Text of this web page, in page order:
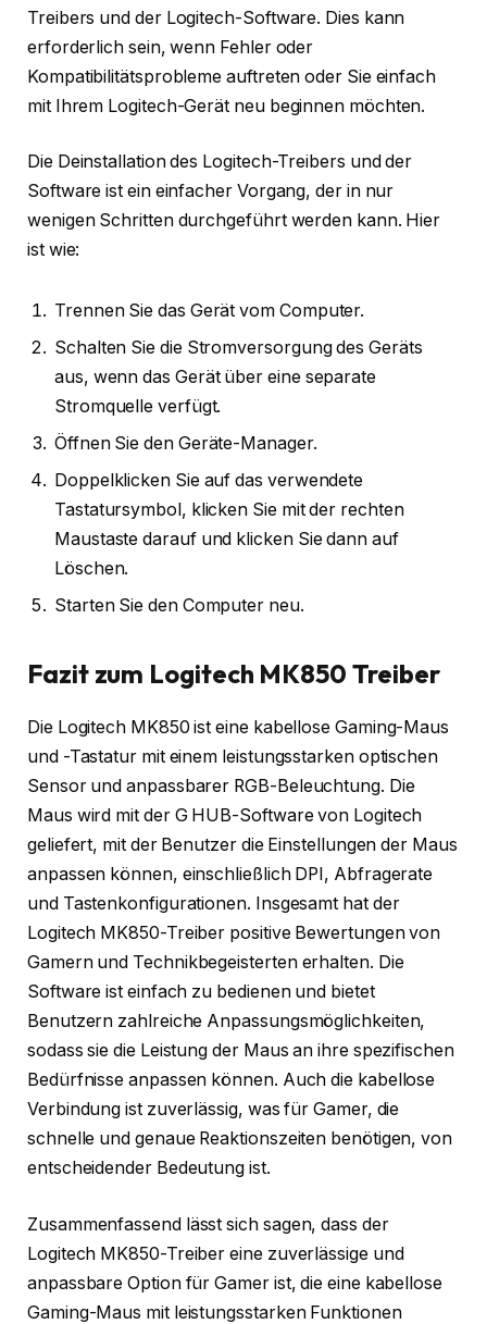
Treibers und der Logitech-Software. Dies kann
erforderlich sein, wenn Fehler oder
Kompatibilitätsprobleme auftreten oder Sie einfach
mit Ihrem Logitech-Gerät neu beginnen möchten.
Die Deinstallation des Logitech-Treibers und der
Software ist ein einfacher Vorgang, der in nur
wenigen Schritten durchgeführt werden kann. Hier
ist wie:
Trennen Sie das Gerät vom Computer.
Schalten Sie die Stromversorgung des Geräts
aus, wenn das Gerät über eine separate
Stromquelle verfügt.
Öffnen Sie den Geräte-Manager.
Doppelklicken Sie auf das verwendete
Tastatursymbol, klicken Sie mit der rechten
Maustaste darauf und klicken Sie dann auf
Löschen.
Starten Sie den Computer neu.
Fazit zum Logitech MK850 Treiber
Die Logitech MK850 ist eine kabellose Gaming-Maus
und -Tastatur mit einem leistungsstarken optischen
Sensor und anpassbarer RGB-Beleuchtung. Die
Maus wird mit der G HUB-Software von Logitech
geliefert, mit der Benutzer die Einstellungen der Maus
anpassen können, einschließlich DPI, Abfragerate
und Tastenkonfigurationen. Insgesamt hat der
Logitech MK850-Treiber positive Bewertungen von
Gamern und Technikbegeisterten erhalten. Die
Software ist einfach zu bedienen und bietet
Benutzern zahlreiche Anpassungsmöglichkeiten,
sodass sie die Leistung der Maus an ihre spezifischen
Bedürfnisse anpassen können. Auch die kabellose
Verbindung ist zuverlässig, was für Gamer, die
schnelle und genaue Reaktionszeiten benötigen, von
entscheidender Bedeutung ist.
Zusammenfassend lässt sich sagen, dass der
Logitech MK850-Treiber eine zuverlässige und
anpassbare Option für Gamer ist, die eine kabellose
Gaming-Maus mit leistungsstarken Funktionen